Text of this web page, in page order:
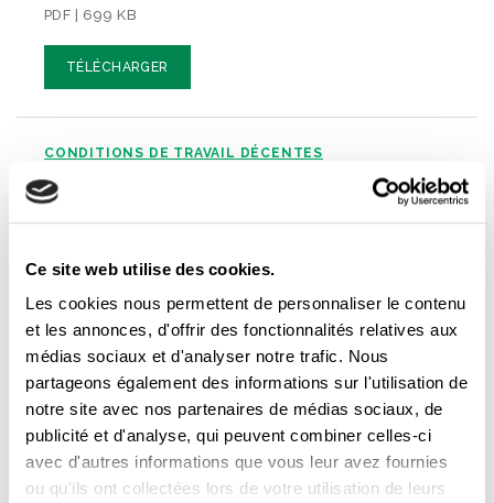
Ce site web utilise des cookies.
Les cookies nous permettent de personnaliser le contenu
et les annonces, d'offrir des fonctionnalités relatives aux
médias sociaux et d'analyser notre trafic. Nous
partageons également des informations sur l'utilisation de
notre site avec nos partenaires de médias sociaux, de
publicité et d'analyse, qui peuvent combiner celles-ci
avec d'autres informations que vous leur avez fournies
ou qu'ils ont collectées lors de votre utilisation de leurs
PDF | 699 KB
TÉLÉCHARGER
CONDITIONS DE TRAVAIL DÉCENTES
venues à échéance le 24 septembre 2022
PDF | 212 KB
AVENIR DU TRAVAIL
CONDITIONS DE TRAVAIL
RISQUES DU LIBRE-ÉCHANGE